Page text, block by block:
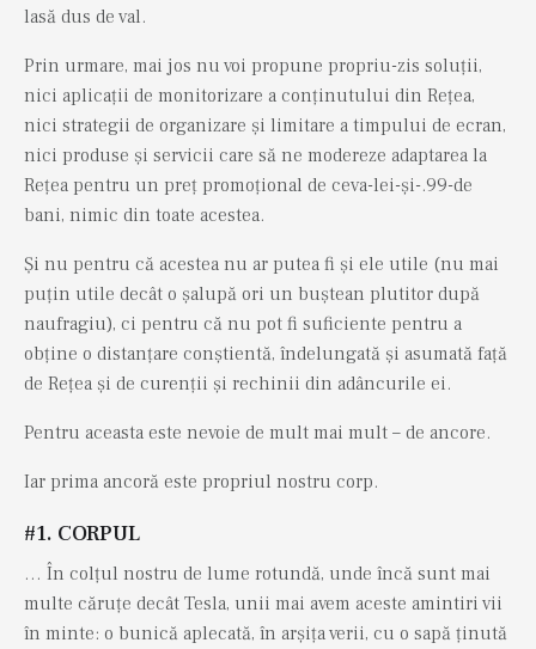
lasă dus de val.
Prin urmare, mai jos nu voi propune propriu-zis soluții,
nici aplicații de monitorizare a conținutului din Rețea,
nici strategii de organizare și limitare a timpului de ecran,
nici produse și servicii care să ne modereze adaptarea la
Rețea pentru un preț promoțional de ceva-lei-și-.99-de
bani, nimic din toate acestea.
Și nu pentru că acestea nu ar putea fi și ele utile (nu mai
puțin utile decât o șalupă ori un buștean plutitor după
naufragiu), ci pentru că nu pot fi suficiente pentru a
obține o distanțare conștientă, îndelungată și asumată față
de Rețea și de curenții și rechinii din adâncurile ei.
Pentru aceasta este nevoie de mult mai mult – de ancore.
Iar prima ancoră este propriul nostru corp.
#1. CORPUL
… În colțul nostru de lume rotundă, unde încă sunt mai
multe căruțe decât Tesla, unii mai avem aceste amintiri vii
în minte: o bunică aplecată, în arșița verii, cu o sapă ținută